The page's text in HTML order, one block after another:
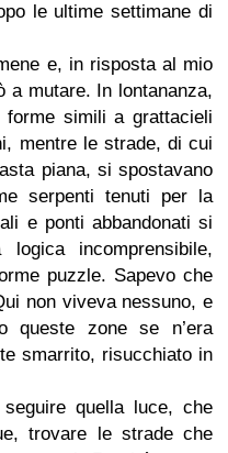
le ultime settimane di
e, in risposta al mio
a mutare. In lontananza,
forme simili a grattacieli
mentre le strade, di cui
piana, si spostavano
serpenti tenuti per la
e ponti abbandonati si
logica incomprensibile,
puzzle. Sapevo che
non viveva nessuno, e
queste zone se n’era
smarrito, risucchiato in
quella luce, che
trovare le strade che